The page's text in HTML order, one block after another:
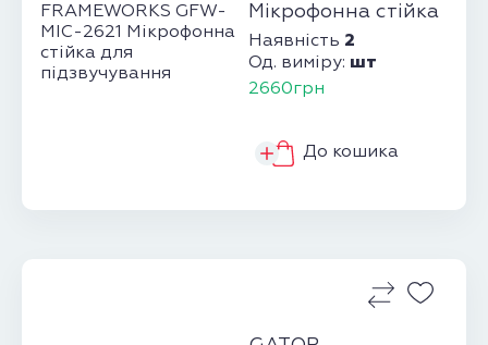
Мікрофонна стійка
для підзвучування
Наявність 2
Од. виміру: шт
2660грн
До кошика